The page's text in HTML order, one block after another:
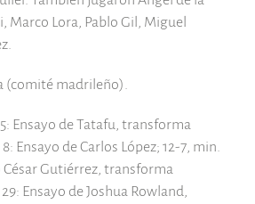
Marco Lora, Pablo Gil, Miguel
(comité madrileño).
Ensayo de Tatafu, transforma
Ensayo de Carlos López; 12-7, min.
César Gutiérrez, transforma
Ensayo de Joshua Rowland,